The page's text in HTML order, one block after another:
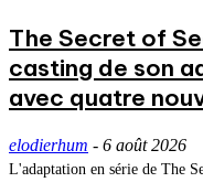
The Secret of
casting de son
avec quatre
elodierhum - 6 août 2026
L'adaptation en série de The